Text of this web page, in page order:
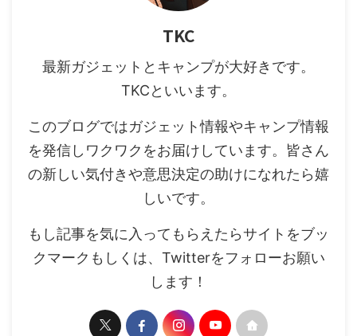
TKC
最新ガジェットとキャンプが大好きです。
TKCといいます。
このブログではガジェット情報やキャンプ情報
を発信しワクワクをお届けしています。皆さん
の新しい気付きや意思決定の助けになれたら嬉
しいです。
もし記事を気に入ってもらえたらサイトをブッ
クマークもしくは、Twitterをフォローお願い
します！